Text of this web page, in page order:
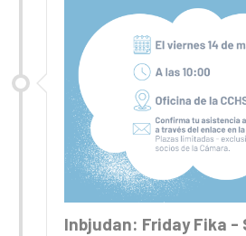
Inbjudan: Friday Fika -